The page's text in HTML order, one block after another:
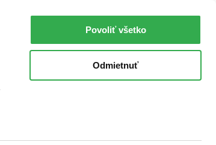
Povoliť všetko
Odmietnuť